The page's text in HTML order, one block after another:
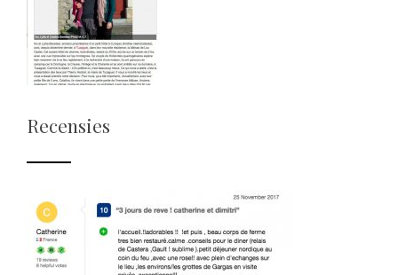
Recensies